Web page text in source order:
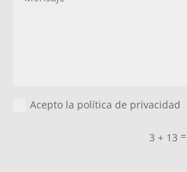
Acepto la política de privacidad
3 + 13 =